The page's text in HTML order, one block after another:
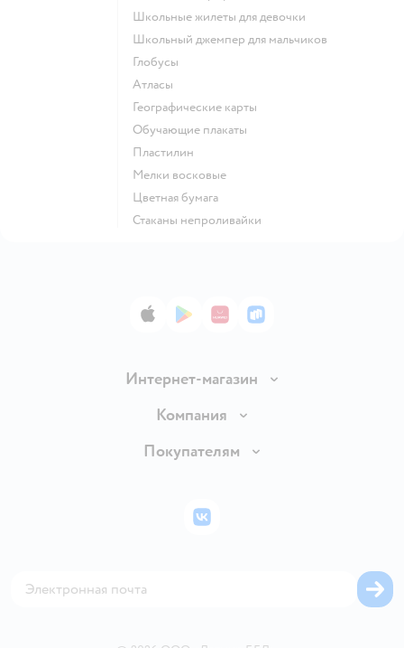
Школьные жилеты для девочки
Школьный джемпер для мальчиков
Глобусы
Атласы
Географические карты
Обучающие плакаты
Пластилин
Мелки восковые
Цветная бумага
Стаканы непроливайки
App StoreGoogle Play
AppGallery
RuStore
Интернет-магазин
Доставка и оплата
Правила продажи
Политика использования файлов cookie
Компания
Вакансии
Покупателям
Бонусные карты
ВКонтакте